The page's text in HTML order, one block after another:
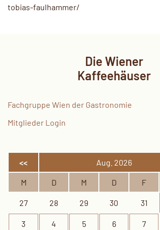
tobias-faulhammer/
Die Wiener
Kaffeehäuser
Fachgruppe Wien der Gastronomie
Mitglieder Login
<< Aug. 2026
M D M D F
27 28 29 30 31
3 4 5 6 7